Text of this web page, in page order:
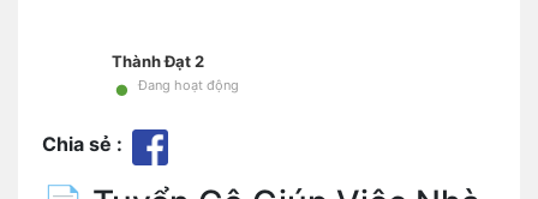
Thành Đạt 2
• Đang hoạt động
Chia sẻ :